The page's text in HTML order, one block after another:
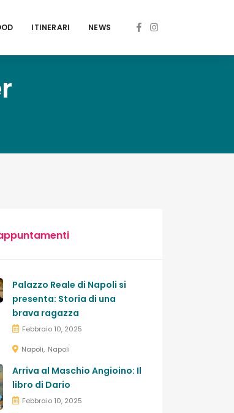
ITINERARI NEWS
Palazzo Reale di Napoli si
presenta: Storia di una
brava ragazza
Febbraio 10, 2025
Napoli Napoli
Arriva al Maschio Angioino: Il
libro di Dario
Febbraio 10, 2025